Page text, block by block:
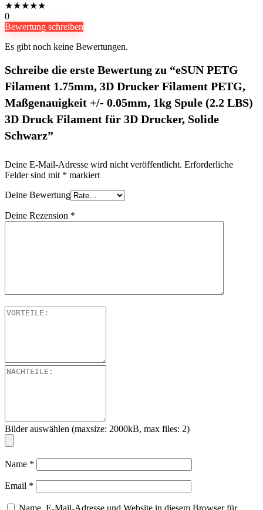
★★★★★
0
Bewertung schreiben
Es gibt noch keine Bewertungen.
Schreibe die erste Bewertung zu “eSUN PETG
Filament 1.75mm, 3D Drucker Filament PETG,
Maßgenauigkeit +/- 0.05mm, 1kg Spule (2.2 LBS)
3D Druck Filament für 3D Drucker, Solide
Schwarz”
Deine E-Mail-Adresse wird nicht veröffentlicht. Erforderliche
Felder sind mit * markiert
Deine Bewertung
Deine Rezension *
Bilder auswählen (maxsize: 2000kB, max files: 2)
Name *
Email *
Name, E-Mail-Adresse und Website in diesem Browser für